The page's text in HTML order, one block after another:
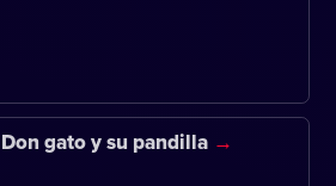
Don gato y su pandilla